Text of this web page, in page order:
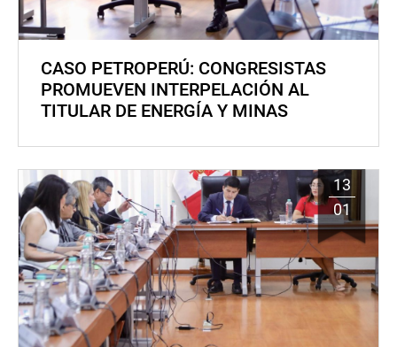
CASO PETROPERÚ: CONGRESISTAS
PROMUEVEN INTERPELACIÓN AL
TITULAR DE ENERGÍA Y MINAS
13
01